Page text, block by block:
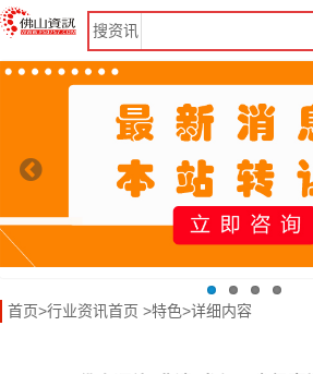
搜资讯
首页>行业资讯首页 >特色>详细内容